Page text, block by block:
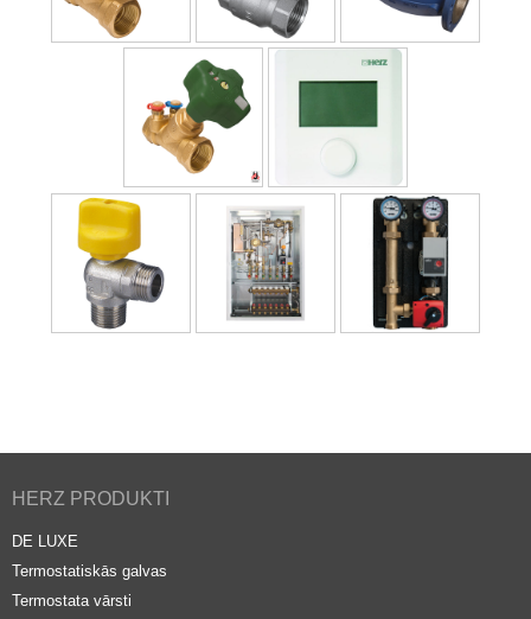
HERZ PRODUKTI
DE LUXE
Termostatiskās galvas
Termostata vārsti